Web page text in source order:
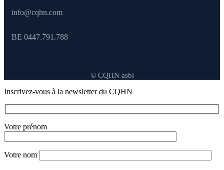
info@cqhn.com
BE 0447.791.788
© CQHN asbl
Inscrivez-vous à la newsletter du CQHN
Votre prénom
Votre nom